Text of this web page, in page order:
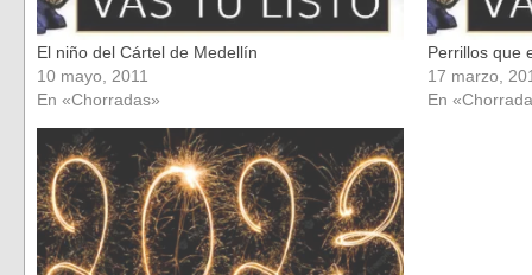
El niño del Cártel de Medellín
10 mayo, 2011
En «Chorradas»
Perrillos que
17 marzo,
En